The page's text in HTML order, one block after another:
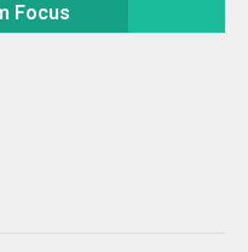
Focus